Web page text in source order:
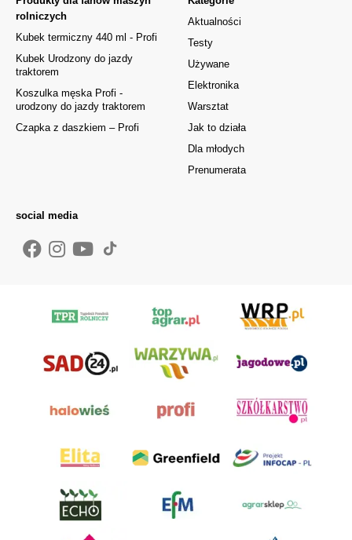
Aktualności
Testy
Używane
Elektronika
Warsztat
Jak to działa
Dla młodych
Prenumerata
rolniczych
Kubek termiczny 440 ml - Profi
Kubek Urodzony do jazdy
traktorem
Koszulka męska Profi -
urodzony do jazdy traktorem
Czapka z daszkiem – Profi
social media